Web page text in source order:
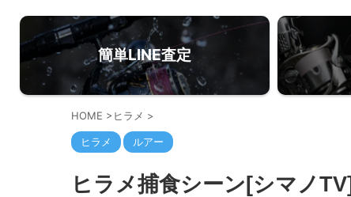
簡単LINE査定
HOME >ヒラメ >
ヒラメ ルアー
ヒラメ捕食シーン[シマノTV]